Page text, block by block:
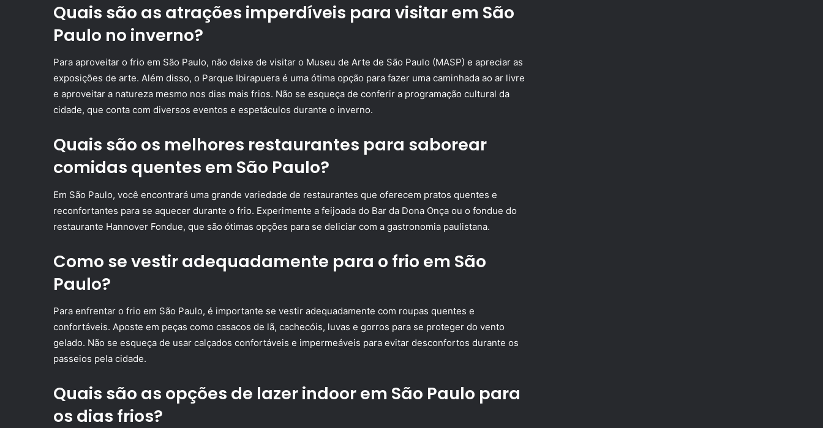
Quais são as atrações imperdíveis para visitar em São
Paulo no inverno?
Para aproveitar o frio em São Paulo, não deixe de visitar o Museu de Arte de São Paulo (MASP) e apreciar as
exposições de arte. Além disso, o Parque Ibirapuera é uma ótima opção para fazer uma caminhada ao ar livre
e aproveitar a natureza mesmo nos dias mais frios. Não se esqueça de conferir a programação cultural da
cidade, que conta com diversos eventos e espetáculos durante o inverno.
Quais são os melhores restaurantes para saborear
comidas quentes em São Paulo?
Em São Paulo, você encontrará uma grande variedade de restaurantes que oferecem pratos quentes e
reconfortantes para se aquecer durante o frio. Experimente a feijoada do Bar da Dona Onça ou o fondue do
restaurante Hannover Fondue, que são ótimas opções para se deliciar com a gastronomia paulistana.
Como se vestir adequadamente para o frio em São
Paulo?
Para enfrentar o frio em São Paulo, é importante se vestir adequadamente com roupas quentes e
confortáveis. Aposte em peças como casacos de lã, cachecóis, luvas e gorros para se proteger do vento
gelado. Não se esqueça de usar calçados confortáveis e impermeáveis para evitar desconfortos durante os
passeios pela cidade.
Quais são as opções de lazer indoor em São Paulo para
os dias frios?